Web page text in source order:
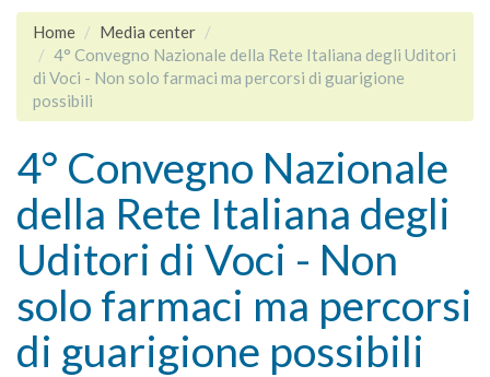
Home
Media center
4° Convegno Nazionale della Rete Italiana degli Uditori
di Voci - Non solo farmaci ma percorsi di guarigione
possibili
4° Convegno Nazionale
della Rete Italiana degli
Uditori di Voci - Non
solo farmaci ma percorsi
di guarigione possibili